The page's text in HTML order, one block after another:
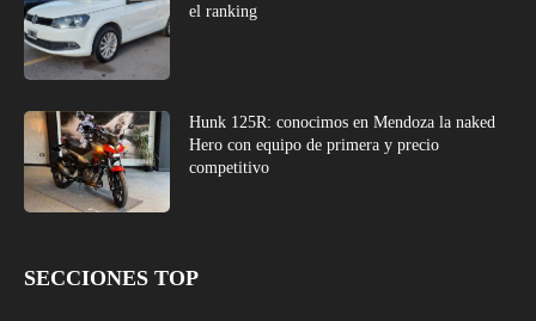
el ranking
Hunk 125R: conocimos en Mendoza la naked
Hero con equipo de primera y precio
competitivo
SECCIONES TOP